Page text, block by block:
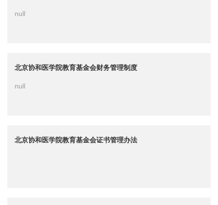
null
北京协和医学院教育基金会财务管理制度
null
北京协和医学院教育基金会证书管理办法